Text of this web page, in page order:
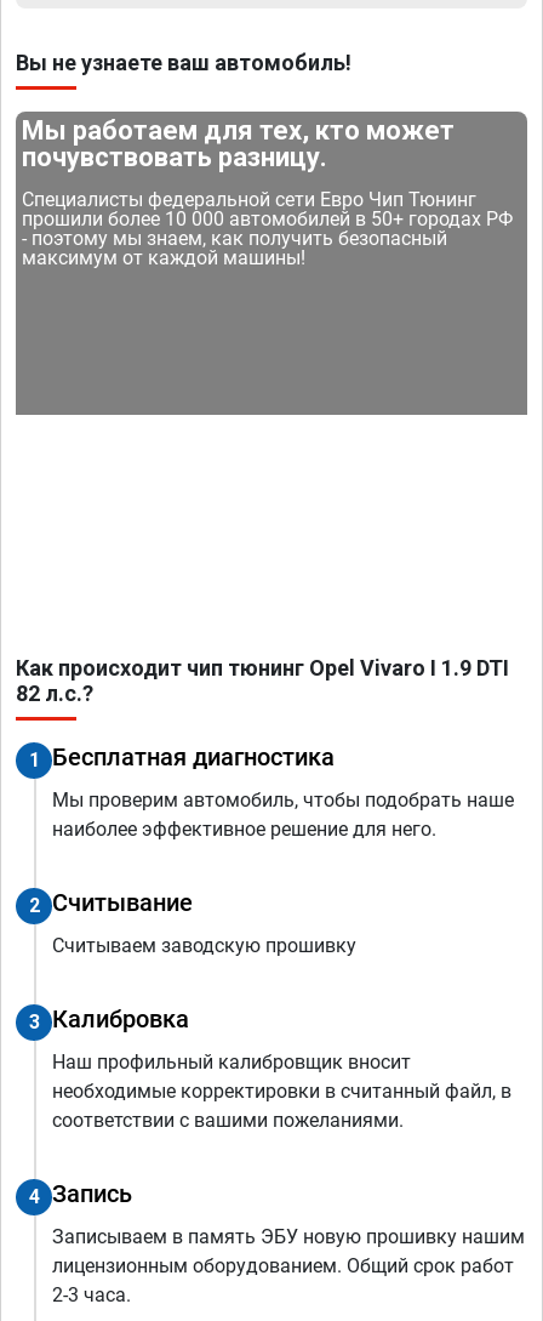
Вы не узнаете ваш автомобиль!
Мы работаем для тех, кто может
почувствовать разницу.
Специалисты федеральной сети Евро Чип Тюнинг
прошили более 10 000 автомобилей в 50+ городах РФ
- поэтому мы знаем, как получить безопасный
максимум от каждой машины!
Как происходит чип тюнинг Opel Vivaro I 1.9 DTI
82 л.с.?
1 Бесплатная диагностика
Мы проверим автомобиль, чтобы подобрать наше
наиболее эффективное решение для него.
2 Считывание
Считываем заводскую прошивку
3 Калибровка
Наш профильный калибровщик вносит
необходимые корректировки в считанный файл, в
соответствии с вашими пожеланиями.
4 Запись
Записываем в память ЭБУ новую прошивку нашим
лицензионным оборудованием. Общий срок работ
2-3 часа.